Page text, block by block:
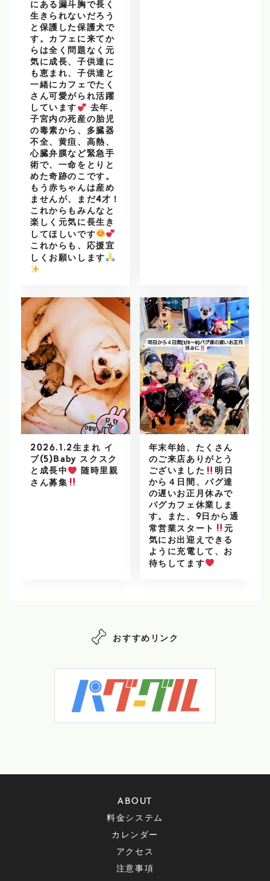
にある漏斗胸で長く
生きられないだろう
と保護した保護犬で
す。カフェに来てか
らは全く問題なく元
気に成長、子供達に
も恵まれ、子供達と
一緒にカフェでたく
さん可愛がられ活躍
しています
去年、
子宮内の死産の胎児
の毒素から、多臓器
不全、黄疸、高熱、
心臓弁膜など緊急手
術で、一命をとりと
めた奇跡のこです。
もう赤ちゃんは産め
ませんが、まだ4才！
これからもみんなと
楽しく元気に長生き
してほしいです
これからも、応援宜
しくお願いします
2026.1.2生まれ イ
ブ(5)Baby スクスク
と成長中
随時里親
さん募集
年末年始、たくさん
のご来店ありがとう
ございました
明日
から４日間、パグ達
の遅いお正月休みで
パグカフェ休業しま
す。また、9日から通
常営業スタート
元
気にお出迎えできる
ように充電して、お
待ちしてます
おすすめリンク
ABOUT
料金システム
カレンダー
アクセス
注意事項